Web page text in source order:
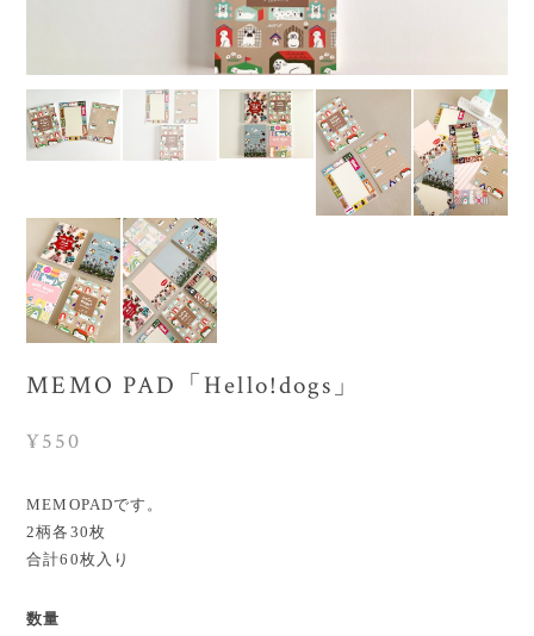
MEMO PAD「Hello!dogs」
¥550
MEMOPADです。
2柄各30枚
合計60枚入り
数量